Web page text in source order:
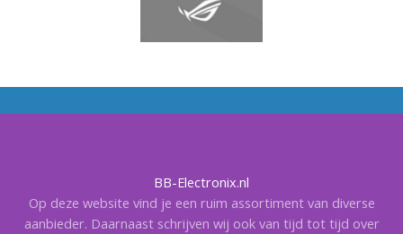
BB-Electronix.nl
Op deze website vind je een ruim assortiment van diverse
aanbieder. Daarnaast schrijven wij ook van tijd tot tijd over